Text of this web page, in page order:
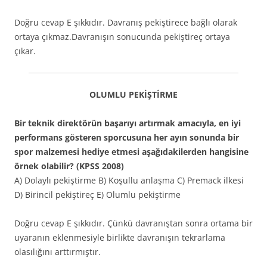
Doğru cevap E şıkkıdır. Davranış pekiştirece bağlı olarak
ortaya çıkmaz.Davranışın sonucunda pekiştireç ortaya
çıkar.
OLUMLU PEKİŞTİRME
Bir teknik direktörün başarıyı artırmak amacıyla, en iyi
performans gösteren sporcusuna her ayın sonunda bir
spor malzemesi hediye etmesi aşağıdakilerden hangisine
örnek olabilir? (KPSS 2008)
A) Dolaylı pekiştirme B) Koşullu anlaşma C) Premack ilkesi
D) Birincil pekiştireç E) Olumlu pekiştirme
Doğru cevap E şıkkıdır. Çünkü davranıştan sonra ortama bir
uyaranın eklenmesiyle birlikte davranışın tekrarlama
olasılığını arttırmıştır.